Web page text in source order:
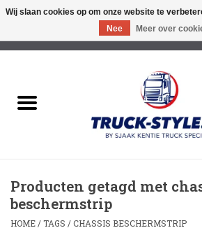
Lichtreclame Led
Led Triple Sign
Zonnekleppen
Producten getagd met
beschermstrip
HOME /TAGS /CHASSIS BESCHERMSTRIP
Wij slaan cookies op om onze website te
Nee
Meer over